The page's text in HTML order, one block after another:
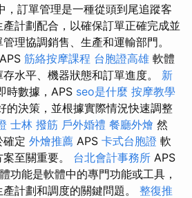
，訂單管理是一種從頭到尾追蹤客
計劃配合，以確保訂單正確完成並
理協調銷售、生產和運輸部門。
APS 筋絡按摩課程 台胞證高雄 軟體
水平、機器狀態和訂單進度。 新
時數據，APS seo是什麼 按摩教學
的決策，並根據實際情況快速調整
士林 撥筋 戶外婚禮 餐廳外燴 然
確定 外燴推薦 APS 卡式台胞證 軟
至關重要。 台北會計事務所 APS
功能是軟體中的專門功能或工具，
計劃和調度的關鍵問題。 整復推